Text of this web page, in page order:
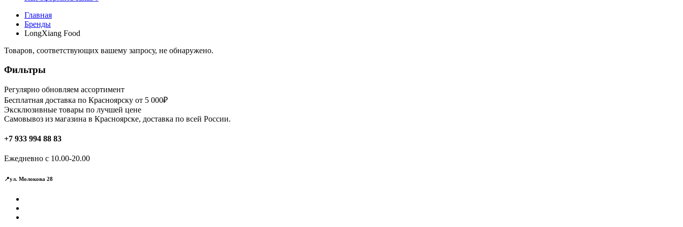
Главная
Бренды
LongXiang Food
Товаров, соответствующих вашему запросу, не обнаружено.
Фильтры
Регулярно обновляем ассортимент
Бесплатная доставка по Красноярску от 5 000₽
Эксклюзивные товары по лучшей цене
Самовывоз из магазина в Красноярске, доставка по всей России.
+7 933 994 88 83
Ежедневно с 10.00-20.00
📍ул. Молокова 28